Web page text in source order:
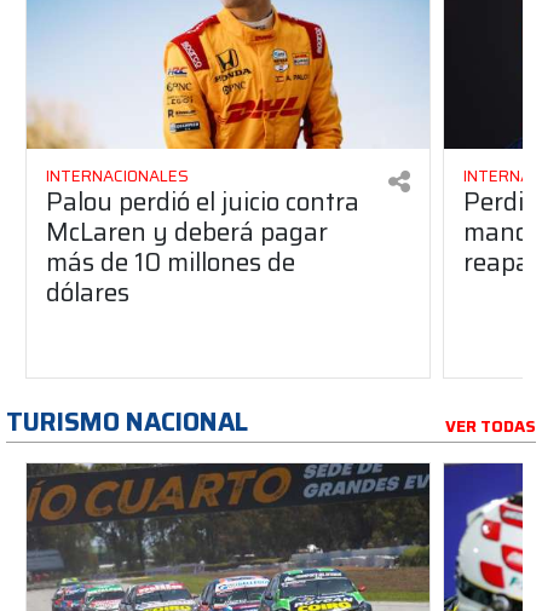
INTERNACIONALES
Palou perdió el juicio contra
McLaren y deberá pagar
más de 10 millones de
dólares
TURISMO NACIONAL VER TODAS